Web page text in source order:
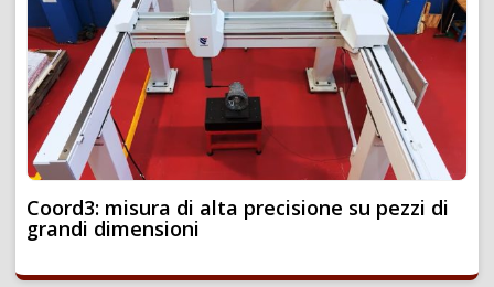
Coord3: misura di alta precisione su pezzi di
grandi dimensioni